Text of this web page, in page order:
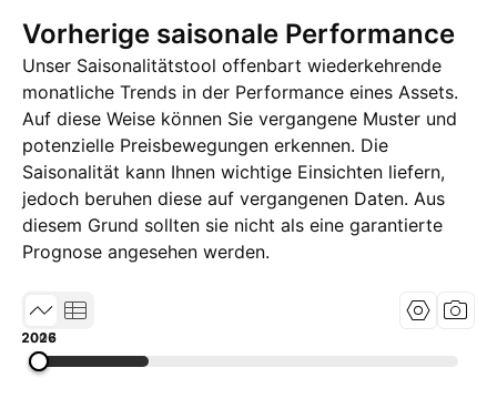
Vorherige saisonale Performance
Unser Saisonalitätstool offenbart wiederkehrende
monatliche Trends in der Performance eines Assets.
Auf diese Weise können Sie vergangene Muster und
potenzielle Preisbewegungen erkennen. Die
Saisonalität kann Ihnen wichtige Einsichten liefern,
jedoch beruhen diese auf vergangenen Daten. Aus
diesem Grund sollten sie nicht als eine garantierte
Prognose angesehen werden.
2007
2016
2026